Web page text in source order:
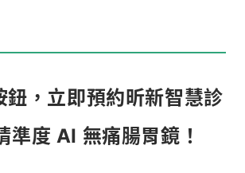
鈕，立即預約昕新智慧診
準度 AI 無痛腸胃鏡！